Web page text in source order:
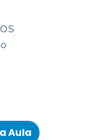
Aula